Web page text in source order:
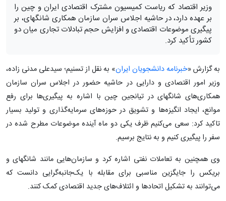
وزیر اقتصاد که ریاست کمیسیون مشترک اقتصادی ایران و چین را
بر عهده دارد، در حاشیه اجلاس سران سازمان همکاری شانگهای، بر
پیگیری موضوعات اقتصادی و افزایش حجم تبادلات تجاری میان دو
کشور تأکید کرد.
به گزارش «خبرنامه دانشجویان ایران» به نقل از تسنیم؛ سیدعلی مدنی زاده،
وزیر امور اقتصادی و دارایی در حاشیه حضور در اجلاس سران سازمان
همکاری‌های شانگهای در تیانجین چین با اشاره به پیگیری‌ها برای رفع
موانع، ایجاد انگیزه‌ها و تشویق در حوزه‌های سرمایه‌گذاری و تولید بسیار
تاکید کرد:‌ سعی می‌کنیم ظرف یکی دو ماه آینده موضوعات مطرح شده در
سفر را پیگیری کنیم و به نتایج برسیم.
وی همچنین به تعاملات نفتی اشاره کرد و سازمان‌هایی مانند شانگهای و
بریکس را جایگزین مناسبی برای مقابله با یک‌جانبه‌گرایی دانست که
می‌توانند به تشکیل اتحادها و ائتلاف‌های جدید اقتصادی کمک کنند.